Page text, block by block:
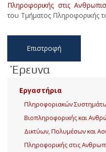
Πληροφορικής στις
του Τμήματος Πληροφορικής
Επιστροφή
Έρευνα
Εργαστήρια
Πληροφοριακών
Βιοπληροφορικής και
Δικτύων, Πολυμέσων και
Πληροφορικής στις